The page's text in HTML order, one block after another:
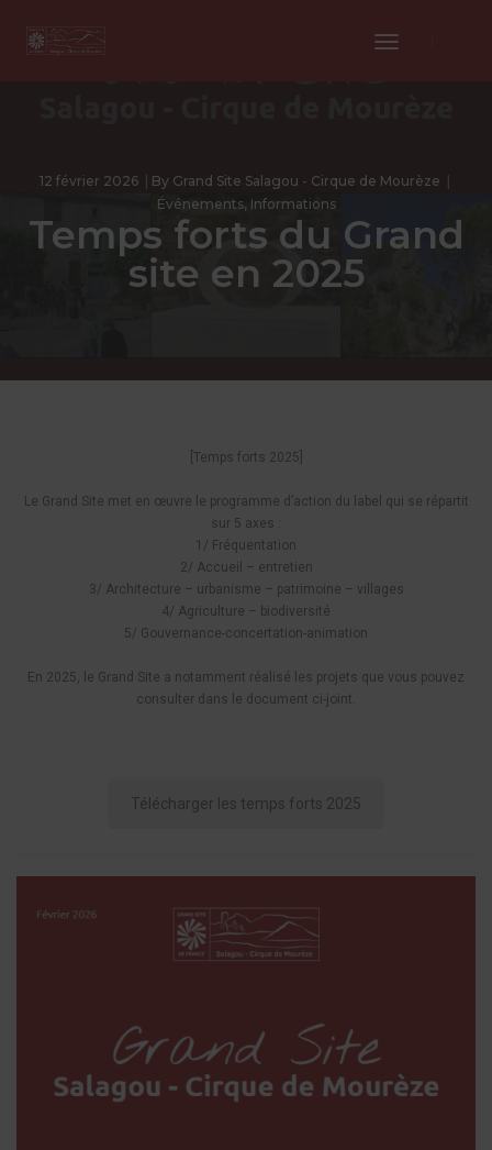
Toggle
12 février 2026 By Grand Site Salagou - Cirque de Mourèze
Événements, Informations
Temps forts du Grand
site en 2025
[Temps forts 2025]
Le Grand Site met en œuvre le programme d’action du label qui se répartit
sur 5 axes :
1/ Fréquentation
2/ Accueil – entretien
3/ Architecture – urbanisme – patrimoine – villages
4/ Agriculture – biodiversité
5/ Gouvernance-concertation-animation
En 2025, le Grand Site a notamment réalisé les projets que vous pouvez
consulter dans le document ci-joint.
Télécharger les temps forts 2025